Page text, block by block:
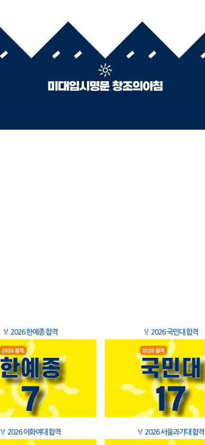
🏅 2026 한예종 합격 🏅 2026 국민대 합격
🏅 2026 이화여대 합격 🏅 2026 서울과기대 합격